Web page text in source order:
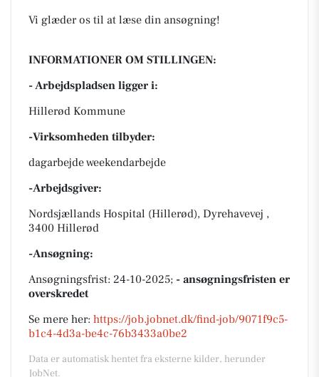
Vi glæder os til at læse din ansøgning!
INFORMATIONER OM STILLINGEN:
- Arbejdspladsen ligger i:
Hillerød Kommune
-Virksomheden tilbyder:
dagarbejde weekendarbejde
-Arbejdsgiver:
Nordsjællands Hospital (Hillerød), Dyrehavevej ,
3400 Hillerød
-Ansøgning:
Ansøgningsfrist: 24-10-2025; - ansøgningsfristen er
overskredet
Se mere her: https://job.jobnet.dk/find-job/9071f9c5-
b1c4-4d3a-be4c-76b3433a0be2
Data er automatisk hentet fra eksterne kilder, herunder
JobNet.